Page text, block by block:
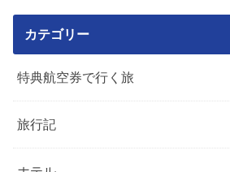
カテゴリー
特典航空券で行く旅
旅行記